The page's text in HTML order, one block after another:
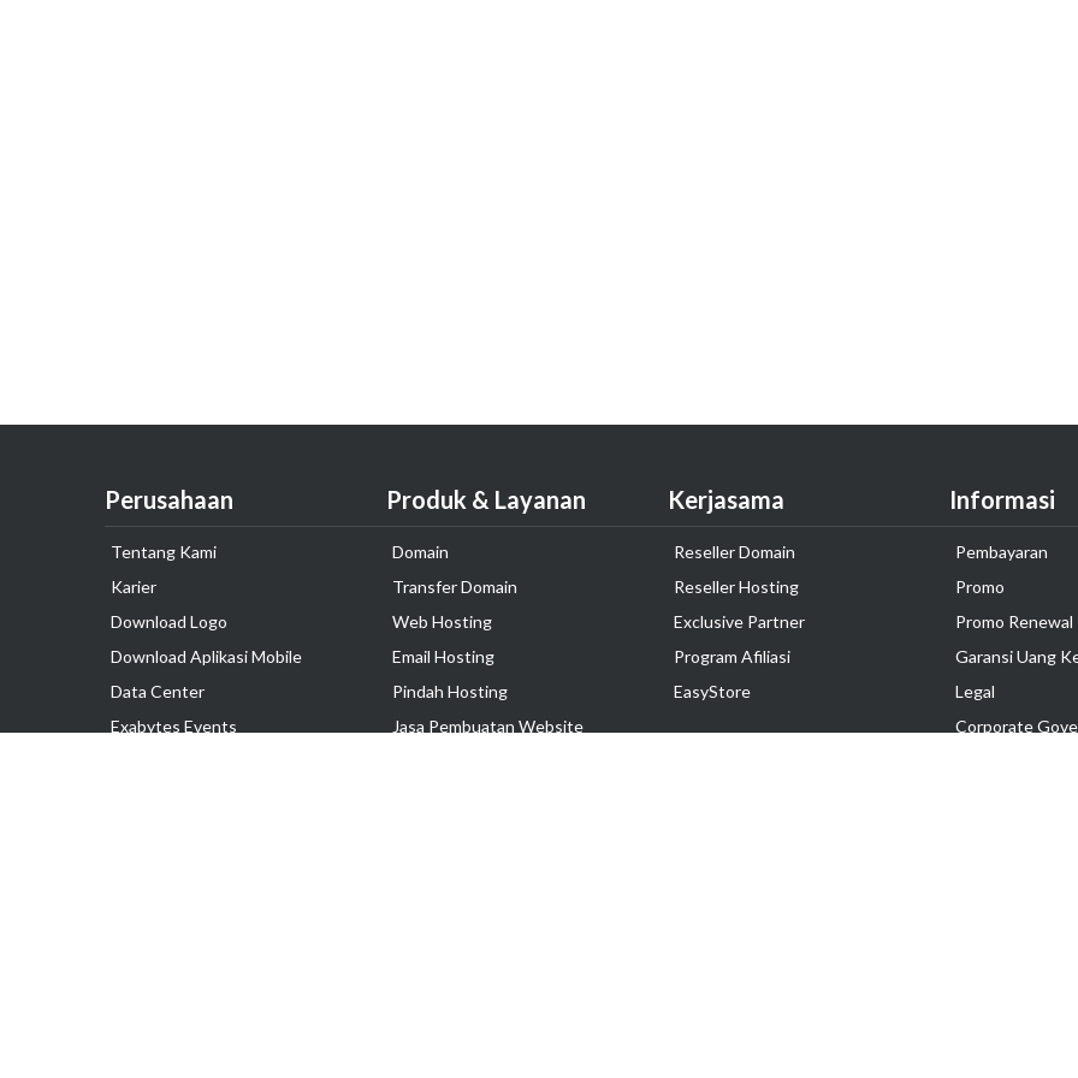
Perusahaan
Tentang Kami
Karier
Download Logo
Download Aplikasi Mobile
Data Center
Exabytes Events
Produk & Layanan
Domain
Transfer Domain
Web Hosting
Email Hosting
Pindah Hosting
Jasa Pembuatan Website
Kerjasama
Reseller Domain
Reseller Hosting
Exclusive Partner
Program Afiliasi
EasyStore
Informasi
Pembayaran
Promo
Promo Renewal
Garansi Uang
Legal
Corporate